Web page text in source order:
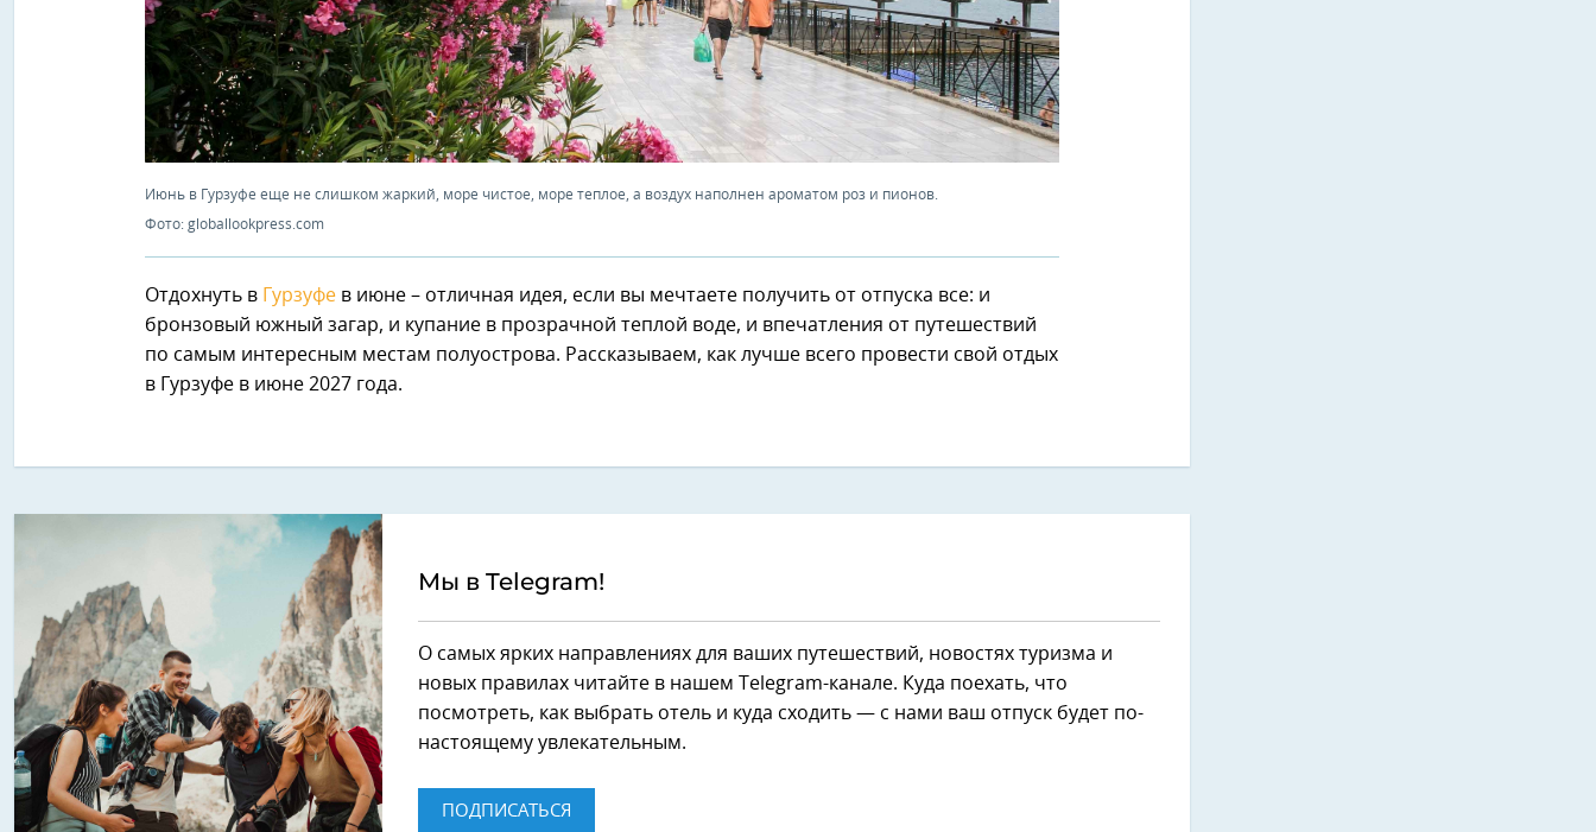
Июнь в Гурзуфе еще не слишком жаркий, море чистое, море теплое, а воздух наполнен ароматом роз и пионов.
Фото: globallookpress.com
Отдохнуть в Гурзуфе в июне – отличная идея, если вы мечтаете получить от отпуска все: и
бронзовый южный загар, и купание в прозрачной теплой воде, и впечатления от путешествий
по самым интересным местам полуострова. Рассказываем, как лучше всего провести свой отдых
в Гурзуфе в июне 2027 года.
Мы в Telegram!
О самых ярких направлениях для ваших путешествий, новостях туризма и
новых правилах читайте в нашем Telegram-канале. Куда поехать, что
посмотреть, как выбрать отель и куда сходить — с нами ваш отпуск будет по-
настоящему увлекательным.
ПОДПИСАТЬСЯ